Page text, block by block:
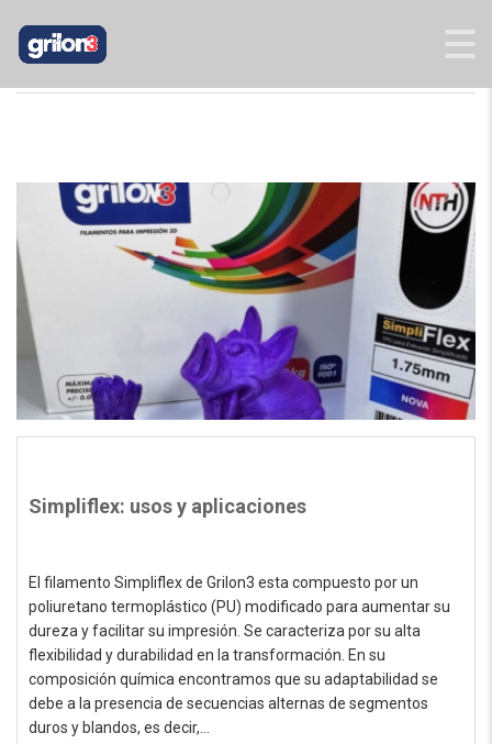
Simpliflex: usos y aplicaciones
El filamento Simpliflex de Grilon3 esta compuesto por un
poliuretano termoplástico (PU) modificado para aumentar su
dureza y facilitar su impresión. Se caracteriza por su alta
flexibilidad y durabilidad en la transformación. En su
composición química encontramos que su adaptabilidad se
debe a la presencia de secuencias alternas de segmentos
duros y blandos, es decir,…